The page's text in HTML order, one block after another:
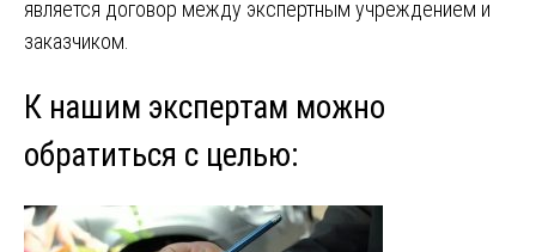
является договор между экспертным учреждением и
заказчиком.
К нашим экспертам можно
обратиться с целью: